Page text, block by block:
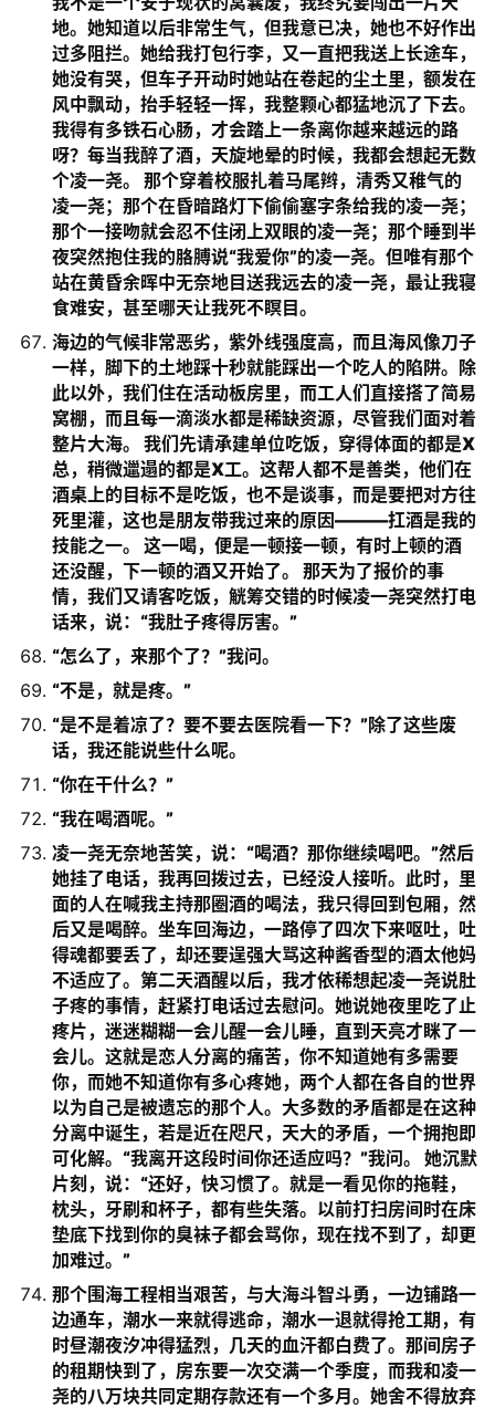
地。她知道以后非常生气，但我意已决，她也不好作出
过多阻拦。她给我打包行李，又一直把我送上长途车，
她没有哭，但车子开动时她站在卷起的尘土里，额发在
风中飘动，抬手轻轻一挥，我整颗心都猛地沉了下去。
我得有多铁石心肠，才会踏上一条离你越来越远的路
呀？每当我醉了酒，天旋地晕的时候，我都会想起无数
个凌一尧。 那个穿着校服扎着马尾辫，清秀又稚气的
凌一尧；那个在昏暗路灯下偷偷塞字条给我的凌一尧；
那个一接吻就会忍不住闭上双眼的凌一尧；那个睡到半
夜突然抱住我的胳膊说“我爱你”的凌一尧。但唯有那个
站在黄昏余晖中无奈地目送我远去的凌一尧，最让我寝
食难安，甚至哪天让我死不瞑目。
海边的气候非常恶劣，紫外线强度高，而且海风像刀子
一样，脚下的土地踩十秒就能踩出一个吃人的陷阱。除
此以外，我们住在活动板房里，而工人们直接搭了简易
窝棚，而且每一滴淡水都是稀缺资源，尽管我们面对着
整片大海。 我们先请承建单位吃饭，穿得体面的都是X
总，稍微邋遢的都是X工。这帮人都不是善类，他们在
酒桌上的目标不是吃饭，也不是谈事，而是要把对方往
死里灌，这也是朋友带我过来的原因———扛酒是我的
技能之一。 这一喝，便是一顿接一顿，有时上顿的酒
还没醒，下一顿的酒又开始了。 那天为了报价的事
情，我们又请客吃饭，觥筹交错的时候凌一尧突然打电
话来，说：“我肚子疼得厉害。”
“怎么了，来那个了？”我问。
“不是，就是疼。”
“是不是着凉了？要不要去医院看一下？”除了这些废
话，我还能说些什么呢。
“你在干什么？”
“我在喝酒呢。”
凌一尧无奈地苦笑，说：“喝酒？那你继续喝吧。”然后
她挂了电话，我再回拨过去，已经没人接听。此时，里
面的人在喊我主持那圈酒的喝法，我只得回到包厢，然
后又是喝醉。坐车回海边，一路停了四次下来呕吐，吐
得魂都要丢了，却还要逞强大骂这种酱香型的酒太他妈
不适应了。第二天酒醒以后，我才依稀想起凌一尧说肚
子疼的事情，赶紧打电话过去慰问。她说她夜里吃了止
疼片，迷迷糊糊一会儿醒一会儿睡，直到天亮才眯了一
会儿。这就是恋人分离的痛苦，你不知道她有多需要
你，而她不知道你有多心疼她，两个人都在各自的世界
以为自己是被遗忘的那个人。大多数的矛盾都是在这种
分离中诞生，若是近在咫尺，天大的矛盾，一个拥抱即
可化解。“我离开这段时间你还适应吗？”我问。 她沉默
片刻，说：“还好，快习惯了。就是一看见你的拖鞋，
枕头，牙刷和杯子，都有些失落。以前打扫房间时在床
垫底下找到你的臭袜子都会骂你，现在找不到了，却更
加难过。”
那个围海工程相当艰苦，与大海斗智斗勇，一边铺路一
边通车，潮水一来就得逃命，潮水一退就得抢工期，有
时昼潮夜汐冲得猛烈，几天的血汗都白费了。那间房子
的租期快到了，房东要一次交满一个季度，而我和凌一
尧的八万块共同定期存款还有一个多月。她舍不得放弃